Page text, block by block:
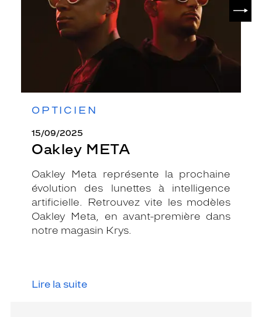
OPTICIEN
15/09/2025
Oakley META
Oakley Meta représente la prochaine
évolution des lunettes à intelligence
artificielle. Retrouvez vite les modèles
Oakley Meta, en avant-première dans
notre magasin Krys.
Lire la suite